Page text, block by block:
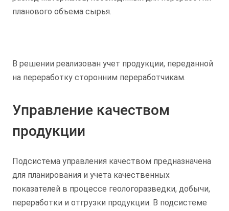
планового объема сырья.
В решении реализован учет продукции, переданной
на переработку сторонним переработчикам.
Управление качеством
продукции
Подсистема управления качеством предназначена
для планирования и учета качественных
показателей в процессе геологоразведки, добычи,
переработки и отгрузки продукции. В подсистеме